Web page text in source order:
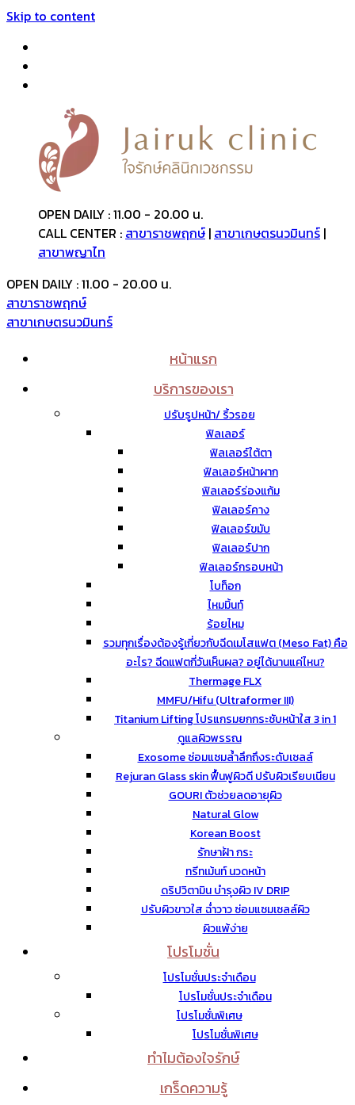
Skip to content
OPEN DAILY : 11.00 - 20.00 น.
CALL CENTER : สาขาราชพฤกษ์ | สาขาเกษตรนวมินทร์ |
สาขาพญาไท
OPEN DAILY : 11.00 - 20.00 น.
สาขาราชพฤกษ์
สาขาเกษตรนวมินทร์
หน้าแรก
บริการของเรา
ปรับรูปหน้า/ ริ้วรอย
ฟิลเลอร์
ฟิลเลอร์ใต้ตา
ฟิลเลอร์หน้าผาก
ฟิลเลอร์ร่องแก้ม
ฟิลเลอร์คาง
ฟิลเลอร์ขมับ
ฟิลเลอร์ปาก
ฟิลเลอร์กรอบหน้า
โบท็อก
ไหมมิ้นท์
ร้อยไหม
รวมทุกเรื่องต้องรู้เกี่ยวกับฉีดเมโสแฟต (Meso Fat) คือ
อะไร? ฉีดแฟตกี่วันเห็นผล? อยู่ได้นานแค่ไหน?
Thermage FLX
MMFU/Hifu (Ultraformer III)
Titanium Lifting โปรแกรมยกกระชับหน้าใส 3 in 1
ดูแลผิวพรรณ
Exosome ซ่อมแซมล้ำลึกถึงระดับเซลล์
Rejuran Glass skin ฟื้นฟูผิวดี ปรับผิวเรียบเนียน
GOURI ตัวช่วยลดอายุผิว
Natural Glow
Korean Boost
รักษาฝ้า กระ
ทรีทเม้นท์ นวดหน้า
ดริปวิตามิน บำรุงผิว IV DRIP
ปรับผิวขาวใส ฉ่ำวาว ซ่อมแซมเซลล์ผิว
ผิวแพ้ง่าย
โปรโมชั่น
โปรโมชั่นประจำเดือน
โปรโมชั่นประจำเดือน
โปรโมชั่นพิเศษ
โปรโมชั่นพิเศษ
ทำไมต้องใจรักษ์
เกร็ดความรู้